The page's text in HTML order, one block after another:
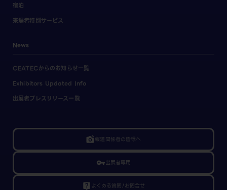
宿泊
来場者特別サービス
News
CEATECからのお知らせ一覧
Exhibitors Updated Info
出展者プレスリリース一覧
linked_camera報道関係者の皆様へ
vpn_key出展者専用
live_help よくある質問/お問合せ